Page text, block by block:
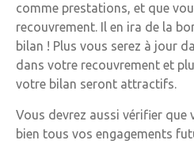
comme prestations, et que
recouvrement. Il en ira de la
bilan ! Plus vous serez à jour
dans votre recouvrement et
votre bilan seront attractifs.
Vous devrez aussi vérifier que
bien tous vos engagements